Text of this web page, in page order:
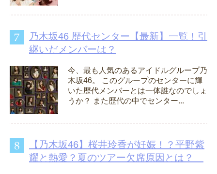
乃木坂46 歴代センター【最新】一覧！引
継いだメンバーは？
今、最も人気のあるアイドルグループ乃
木坂46。 このグループのセンターに輝
いた歴代メンバーとは一体誰なのでしょ
うか？ また歴代の中でセンター...
【乃木坂46】桜井玲香が妊娠！？平野紫
耀と熱愛？夏のツアー欠席原因とは？